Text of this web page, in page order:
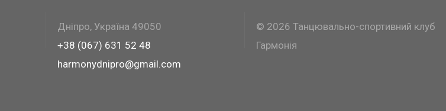
Дніпро, Україна 49050
+38 (067) 631 52 48
harmonydnipro@gmail.com
© 2026 Танцювально-спортивний клуб
Гармонія